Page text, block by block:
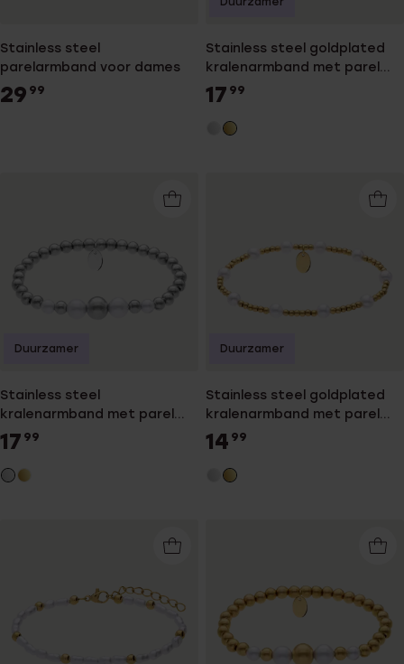
Stainless steel
parelarmband voor dames
29 99
Stainless steel goldplated
kralenarmband met parel
voor dames
17 99
Stainless steel
kralenarmband met parel
voor dames
17 99
Duurzamer
Stainless steel goldplated
kralenarmband met parel
voor dames
14 99
Duurzamer